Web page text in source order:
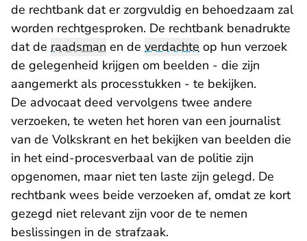
de rechtbank dat er zorgvuldig en behoedzaam zal
worden rechtgesproken. De rechtbank benadrukte
dat de raadsman en de verdachte op hun verzoek
de gelegenheid krijgen om beelden - die zijn
aangemerkt als processtukken - te bekijken.
De advocaat deed vervolgens twee andere
verzoeken, te weten het horen van een journalist
van de Volkskrant en het bekijken van beelden die
in het eind-procesverbaal van de politie zijn
opgenomen, maar niet ten laste zijn gelegd. De
rechtbank wees beide verzoeken af, omdat ze kort
gezegd niet relevant zijn voor de te nemen
beslissingen in de strafzaak.